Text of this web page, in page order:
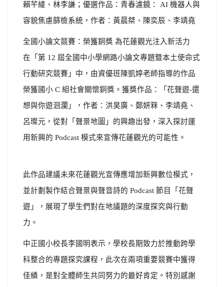
賴芊綾、林李謙；優選作品：青春濾鏡： AI 機器人與
容貌焦慮篩檢系統，作者：黃晨桀、陳奕辰、李靖堯
全國小論文競賽：榮獲銅獎 為花蓮觀光注入新活力
在「第 12 屆全國中小學網路小論文專題曁本土使命式
行動研究競賽」中，由資優班陳凱婷老師指導的作品
榮獲國小 C 組社會關懷銅獎。獲獎作品：「花聲遊-還
想與你遊洄瀾」，作者：洪昊廣、鄭妍箖、李靖堯、
呂璨元，從對「聲景地圖」的興趣出發，深入探討運
用新興的 Podcast 模式來宣傳花蓮觀光的可能性。
此作品建議未來花蓮觀光宣傳應增加新興數位模式，
並計劃製作結合聲景與聲音詩的 Podcast 節目「花聲
遊」，展現了學生們對在地議題的深度探究與行動
力。
中正國小校長李國明表示，學校長期致力於推動跨學
科整合的專題探究課程，此次在兩項重要競賽中獲得
佳績，是對全體師生共同努力的最好肯定。特別感謝